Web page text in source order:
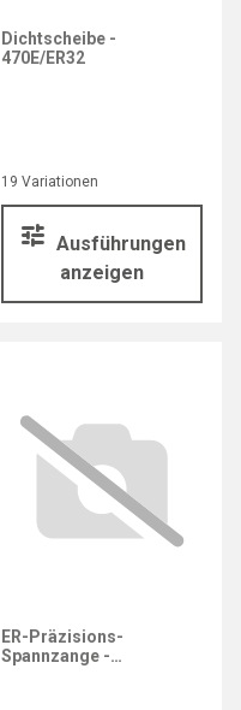
19 Variationen
Ausführungen
anzeigen
Dichtscheibe -
470E/ER32
ER-Präzisions-
Spannzange -